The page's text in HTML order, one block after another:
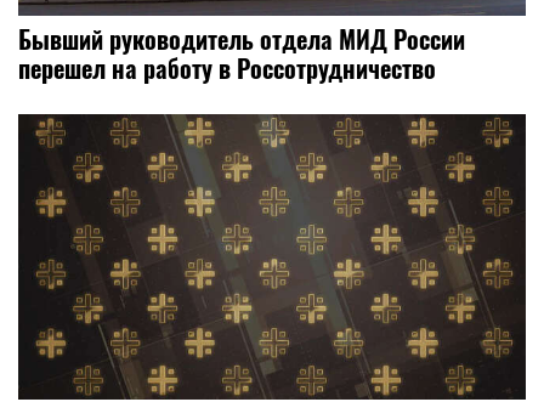
Бывший руководитель отдела МИД России
перешел на работу в Россотрудничество